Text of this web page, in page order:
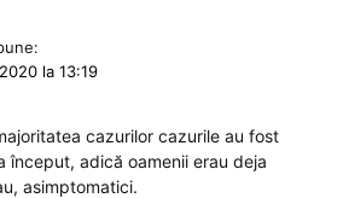
la 13:19
cazurilor cazurile au fost
început, adică oamenii erau deja
asimptomatici.